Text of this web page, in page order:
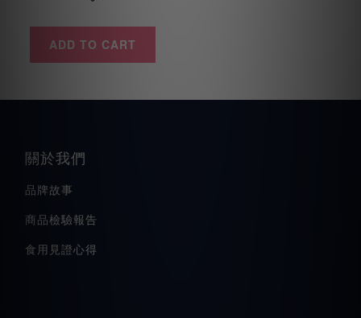
ADD TO CART
關於我們
品牌故事
商品檢驗報告
食用見證心得